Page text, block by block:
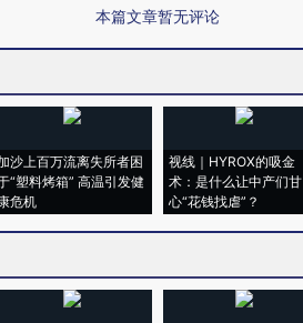
本篇文章暂无评论
沙上百万流离失所者困
“塑料烤箱” 高温引发健
危机
视线｜HYROX的吸金
术：是什么让中产们甘
心“花钱找虐”？